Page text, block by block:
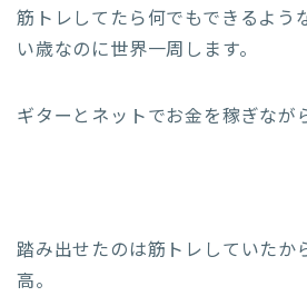
筋トレしてたら何でもできるよう
い歳なのに世界一周します。
ギターとネットでお金を稼ぎなが
踏み出せたのは筋トレしていたか
高。